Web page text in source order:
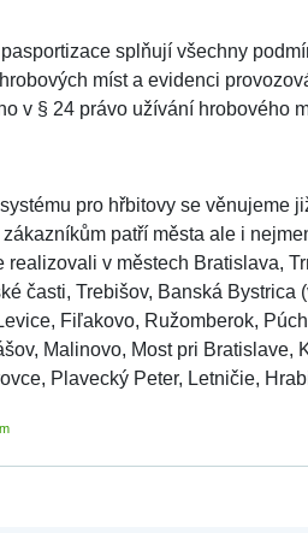
splňují všechny
míst a evidenci
v § 24 právo užívání hrobového
pro hřbitovy se věnujeme
patří města ale i
v městech Bratislava,
časti, Trebišov, Banská
Fiľakovo, Ružomberok,
Malinovo, Most pri
Plavecký Peter, Letničie,